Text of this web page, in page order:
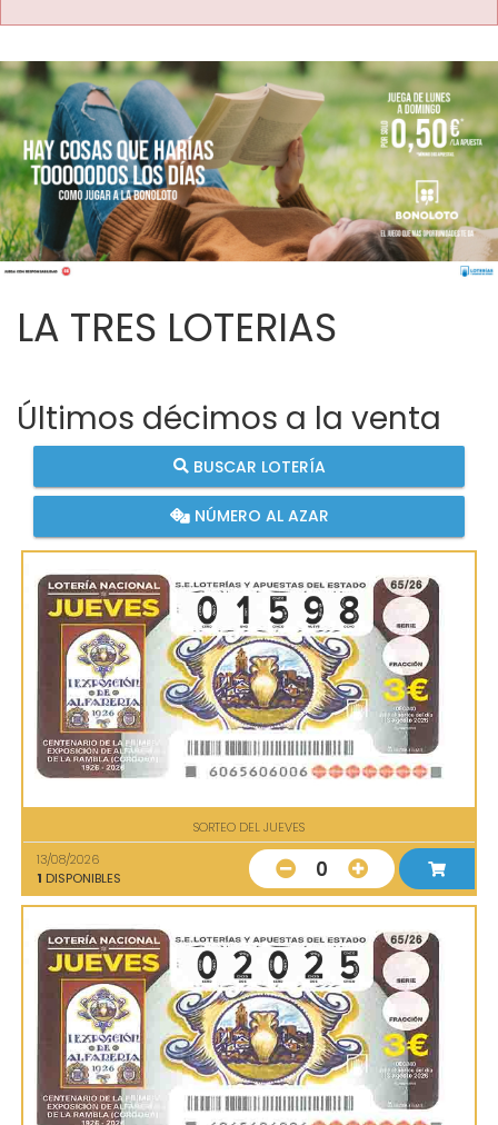
LA TRES LOTERIAS
Últimos décimos a la venta
BUSCAR LOTERÍA
NÚMERO AL AZAR
SORTEO DEL JUEVES
13/08/2026
1 DISPONIBLES 0